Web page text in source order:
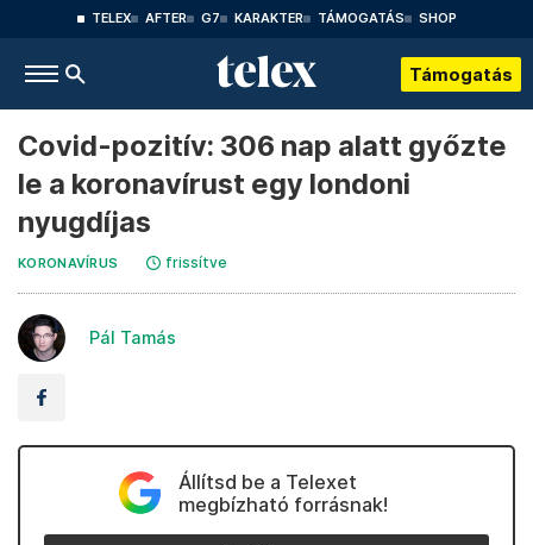
TELEX AFTER G7 KARAKTER TÁMOGATÁS SHOP
Támogatás
Covid-pozitív: 306 nap alatt győzte
le a koronavírust egy londoni
nyugdíjas
KORONAVÍRUS frissítve
Pál Tamás
Állítsd be a Telexet
megbízható forrásnak!